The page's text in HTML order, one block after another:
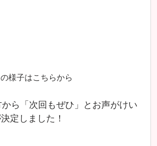
様子はこちらから
ら「次回もぜひ」とお声がけい
定しました！